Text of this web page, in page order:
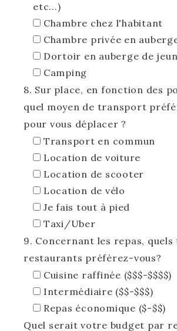
etc...)
Chambre chez l'habitant
Chambre privée en
Dortoir en auberge de
Camping
8. Sur place, en fonction des
quel moyen de transport
pour vous déplacer ?
Transport en commun
Location de voiture
Location de scooter
Location de vélo
Je fais tout à pied
Taxi/Uber
9. Concernant les repas, quels
restaurants préférez-vous?
Cuisine raffinée ($$$-$$$$)
Intermédiaire ($$-$$$)
Repas économique ($-$$)
Quel serait votre budget par